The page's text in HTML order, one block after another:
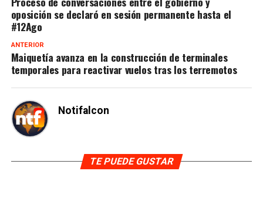
oposición se declaró en sesión permanente hasta el
#12Ago
ANTERIOR
Maiquetía avanza en la construcción de terminales
temporales para reactivar vuelos tras los terremotos
Notifalcon
TE PUEDE GUSTAR